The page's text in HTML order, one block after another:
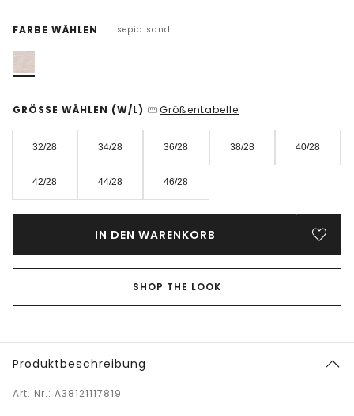
FARBE WÄHLEN | sepia sand
GRÖSSE WÄHLEN (W/L) | Größentabelle
32/28 34/28 36/28 38/28 40/28
42/28 44/28 46/28
IN DEN WARENKORB
SHOP THE LOOK
Produktbeschreibung
Art. Nr.: A38121117819